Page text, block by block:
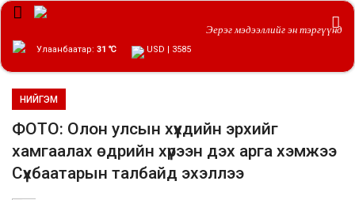
Эерэг мэдээллийг эн тэргүүнд
Улаанбаатар: 31 ℃ USD | 3585
НИЙГЭМ
ФОТО: Олон улсын хүүхдийн эрхийг
хамгаалах өдрийн хүрээн дэх арга хэмжээ
Сүхбаатарын талбайд эхэллээ